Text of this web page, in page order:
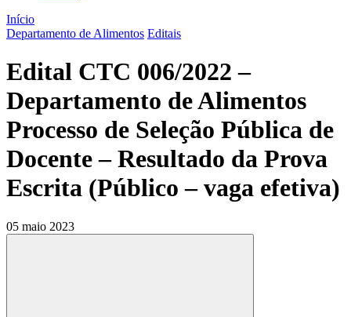
Início
Departamento de Alimentos Editais
Edital CTC 006/2022 –
Departamento de Alimentos
Processo de Seleção Pública de
Docente – Resultado da Prova
Escrita (Público – vaga efetiva)
05 maio 2023